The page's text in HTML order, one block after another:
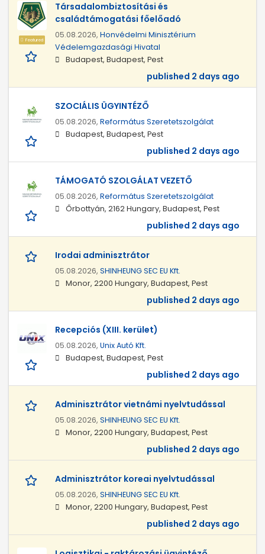
Featured
Társadalombiztosítási és
családtámogatási főelőadó
05.08.2026, Honvédelmi Minisztérium
Védelemgazdasági Hivatal
Budapest, Budapest, Pest
published 2 days ago
SZOCIÁLIS ÜGYINTÉZŐ
05.08.2026, Református Szeretetszolgálat
Budapest, Budapest, Pest
published 2 days ago
TÁMOGATÓ SZOLGÁLAT VEZETŐ
05.08.2026, Református Szeretetszolgálat
Őrbottyán, 2162 Hungary, Budapest, Pest
published 2 days ago
Irodai adminisztrátor
05.08.2026, SHINHEUNG SEC EU Kft.
Monor, 2200 Hungary, Budapest, Pest
published 2 days ago
Recepciós (XIII. kerület)
05.08.2026, Unix Autó Kft.
Budapest, Budapest, Pest
published 2 days ago
Adminisztrátor vietnámi nyelvtudással
05.08.2026, SHINHEUNG SEC EU Kft.
Monor, 2200 Hungary, Budapest, Pest
published 2 days ago
Adminisztrátor koreai nyelvtudással
05.08.2026, SHINHEUNG SEC EU Kft.
Monor, 2200 Hungary, Budapest, Pest
published 2 days ago